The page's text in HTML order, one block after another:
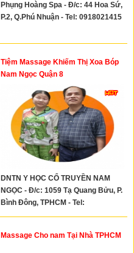
Phụng Hoàng Spa - Đ/c: 44 Hoa Sứ,
P.2, Q.Phú Nhuận - Tel: 0918021415
Tiệm Massage Khiếm Thị Xoa Bóp
Nam Ngọc Quận 8
DNTN Y HỌC CỔ TRUYỀN NAM
NGỌC - Đ/c: 1059 Tạ Quang Bửu, P.
Bình Đông, TPHCM - Tel:
0902533849
Massage Cho nam Tại Nhà TPHCM